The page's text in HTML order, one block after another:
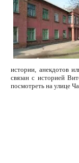
истории, анекдотов
связан с историей
посмотреть на улице